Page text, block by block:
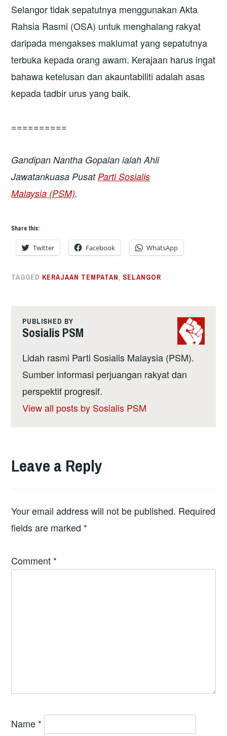
Selangor tidak sepatutnya menggunakan Akta
Rahsia Rasmi (OSA) untuk menghalang rakyat
daripada mengakses maklumat yang sepatutnya
terbuka kepada orang awam. Kerajaan harus ingat
bahawa ketelusan dan akauntabiliti adalah asas
kepada tadbir urus yang baik.
==========
Gandipan Nantha Gopalan ialahAhli
Jawatankuasa PusatParti Sosialis
Malaysia (PSM).
Share this:
Twitter Facebook WhatsApp
TAGGED KERAJAAN TEMPATAN, SELANGOR
PUBLISHED BY
Sosialis PSM
Lidah rasmi Parti Sosialis Malaysia (PSM).
Sumber informasi perjuangan rakyat dan
perspektif progresif.
View all posts by Sosialis PSM
Leave a Reply
Your email address will not be published. Required
fields are marked *
Comment *
Name *